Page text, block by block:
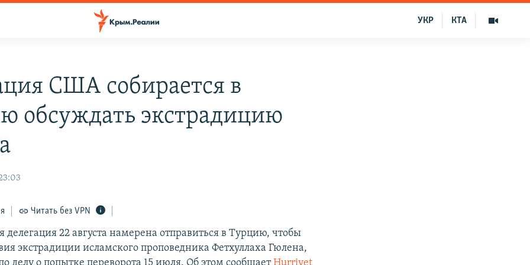
КТА
УКР
США собирается в
обсуждать экстрадицию
Читать без VPN
делегация 22 августа намерена отправиться в Турцию, чтобы
экстрадиции исламского проповедника Фетхуллаха Гюлена,